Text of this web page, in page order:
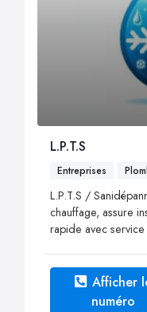
L.P.T.S
Entreprises
L.P.T.S /
chauffage, assure
rapide avec
Afficher
numéro